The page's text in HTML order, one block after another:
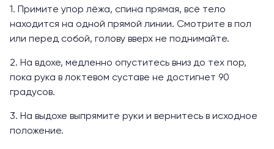
1. Примите упор лёжа, спина прямая, всё тело
находится на одной прямой линии. Смотрите в пол
или перед собой, голову вверх не поднимайте.
2. На вдохе, медленно опуститесь вниз до тех пор,
пока рука в локтевом суставе не достигнет 90
градусов.
3. На выдохе выпрямите руки и вернитесь в исходное
положение.